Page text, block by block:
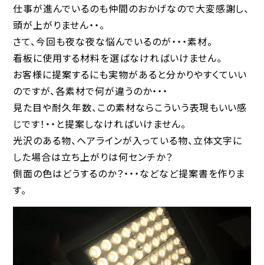
仕事が進んでいるのも仲間のおかげなので大変感謝し、
頭が上がりません・・。
さて、今回も夜な夜な悩んでいるのが・・・素材。
看板に使用する材料を選ばなければいけません。
お客様に提案するにも実物があると分かりやすくていい
のですが、各素材で何が違うのか・・・
見た目や耐久年数、この素材ならこういう表現もいい感
じです！・・と提案しなければいけません。
光沢のある物、ヘアラインが入っている物、立体文字に
した場合は立ち上がりは何センチか？
側面の色はどうするのか？・・・などなど提案書を作りま
す。